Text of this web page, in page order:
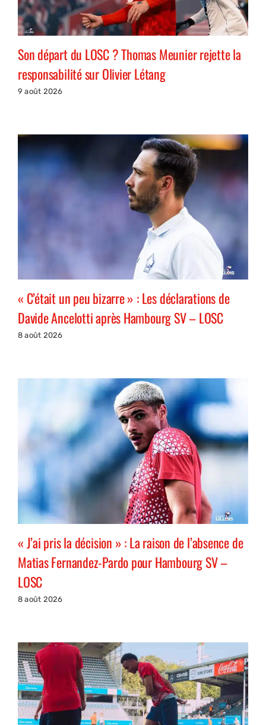
Son départ du LOSC ? Thomas Meunier rejette la
responsabilité sur Olivier Létang
9 août 2026
« C’était un peu bizarre » : Les déclarations de
Davide Ancelotti après Hambourg SV – LOSC
8 août 2026
« J’ai pris la décision » : La raison de l’absence de
Matias Fernandez-Pardo pour Hambourg SV –
LOSC
8 août 2026